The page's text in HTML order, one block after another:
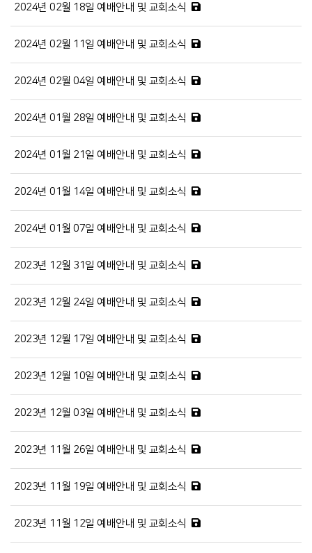
2024년 02월 18일 예배안내 및 교회소식
2024년 02월 11일 예배안내 및 교회소식
2024년 02월 04일 예배안내 및 교회소식
2024년 01월 28일 예배안내 및 교회소식
2024년 01월 21일 예배안내 및 교회소식
2024년 01월 14일 예배안내 및 교회소식
2024년 01월 07일 예배안내 및 교회소식
2023년 12월 31일 예배안내 및 교회소식
2023년 12월 24일 예배안내 및 교회소식
2023년 12월 17일 예배안내 및 교회소식
2023년 12월 10일 예배안내 및 교회소식
2023년 12월 03일 예배안내 및 교회소식
2023년 11월 26일 예배안내 및 교회소식
2023년 11월 19일 예배안내 및 교회소식
2023년 11월 12일 예배안내 및 교회소식